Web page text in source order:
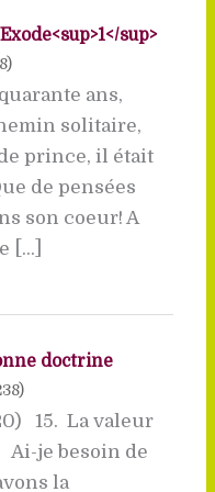
sup>
ans,
solitaire,
prince, il était
de pensées
son coeur! A
[...]
doctrine
15. La valeur
Ai-je besoin de
la